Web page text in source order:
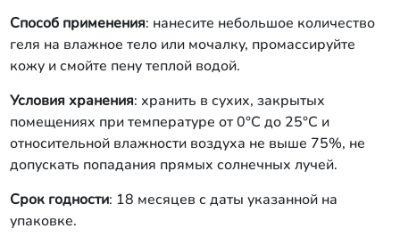
Способ применения: нанесите небольшое количество
геля на влажное тело или мочалку, промассируйте
кожу и смойте пену теплой водой.
Условия хранения: хранить в сухих, закрытых
помещениях при температуре от 0°С до 25°С и
относительной влажности воздуха не выше 75%, не
допускать попадания прямых солнечных лучей.
Срок годности: 18 месяцев с даты указанной на
упаковке.